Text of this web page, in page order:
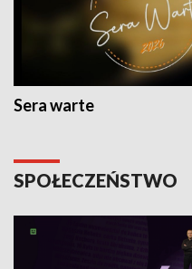
Sera warte
SPOŁECZEŃSTWO